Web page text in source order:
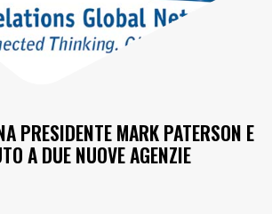
PRESIDENTE MARK PATERSON E
A DUE NUOVE AGENZIE